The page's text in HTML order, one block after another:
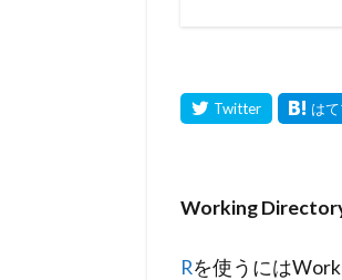
Working
Rを使うには